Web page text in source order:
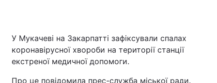
Головна Війна
Україна Політика
Економіка Світ
У Мукачеві на Закарпатті зафіксували спалах
коронавірусної хвороби на території станції
екстреної медичної допомоги.
Про це повідомила прес-служба міської ради.